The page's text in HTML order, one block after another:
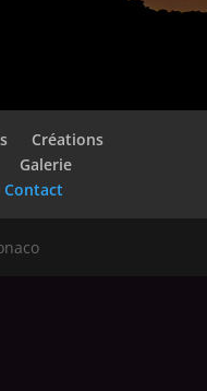
Créations
Galerie
Contact